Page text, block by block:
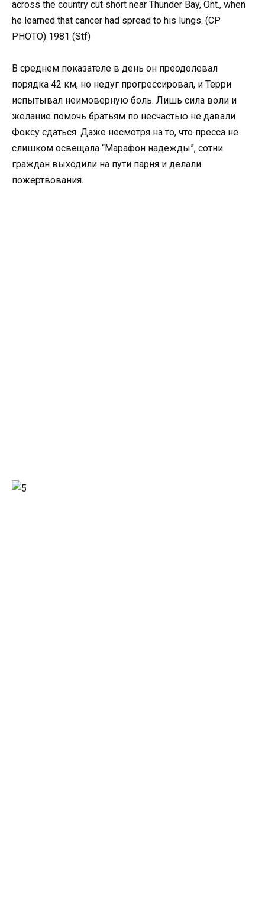
В среднем показателе в день он преодолевал
порядка 42 км, но недуг прогрессировал, и Терри
испытывал неимоверную боль. Лишь сила воли и
желание помочь братьям по несчастью не давали
Фоксу сдаться. Даже несмотря на то, что пресса не
слишком освещала “Марафон надежды”, сотни
граждан выходили на пути парня и делали
пожертвования.